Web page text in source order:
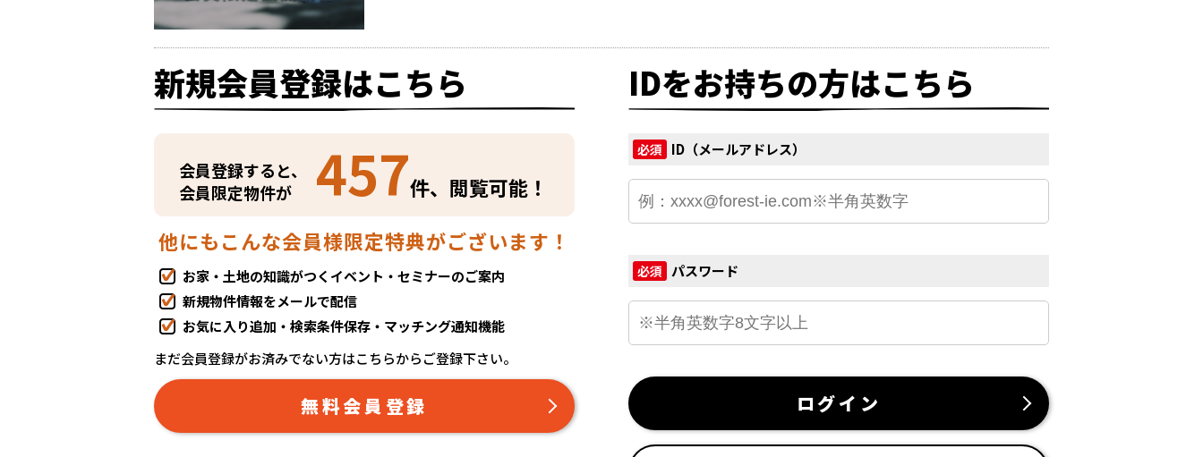
新規会員登録はこちら
会員登録すると、
会員限定物件が
457件、閲覧可能！
他にもこんな会員様限定特典がございます！
お家・土地の知識がつくイベント・セミナーのご案内
新規物件情報をメールで配信
お気に入り追加・検索条件保存・マッチング通知機能
まだ会員登録がお済みでない方はこちらからご登録下さい。
無料会員登録
IDをお持ちの方はこちら
必須 ID（メールアドレス）
必須 パスワード
ログイン